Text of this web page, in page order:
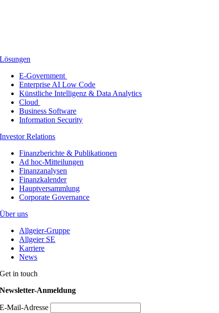
Lösungen
E-Government
Enterprise AI Low Code
Künstliche Intelligenz & Data Analytics
Cloud
Business Software
Information Security
Investor Relations
Finanzberichte & Publikationen
Ad hoc-Mitteilungen
Finanzanalysen
Finanzkalender
Hauptversammlung
Corporate Governance
Über uns
Allgeier-Gruppe
Allgeier SE
Karriere
News
Get in touch
Newsletter-Anmeldung
E-Mail-Adresse